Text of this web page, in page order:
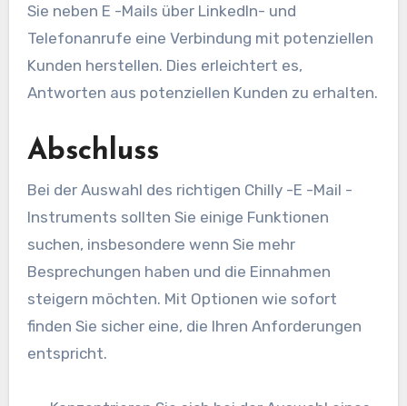
Sie neben E -Mails über LinkedIn- und
Telefonanrufe eine Verbindung mit potenziellen
Kunden herstellen. Dies erleichtert es,
Antworten aus potenziellen Kunden zu erhalten.
Abschluss
Bei der Auswahl des richtigen Chilly -E -Mail -
Instruments sollten Sie einige Funktionen
suchen, insbesondere wenn Sie mehr
Besprechungen haben und die Einnahmen
steigern möchten. Mit Optionen wie sofort
finden Sie sicher eine, die Ihren Anforderungen
entspricht.